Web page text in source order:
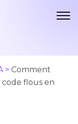
> Comment
flous en